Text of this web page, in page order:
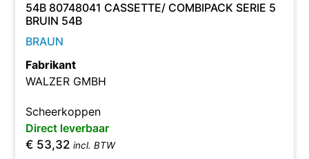
54B 80748041 CASSETTE/ COMBIPACK SERIE 5
BRUIN 54B
BRAUN
Fabrikant
WALZER GMBH
Scheerkoppen
Direct leverbaar
€ 53,32 incl. BTW